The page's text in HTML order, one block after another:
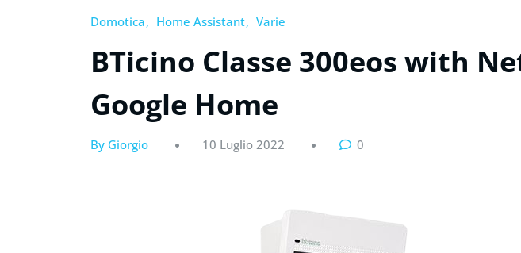
Domotica Home Assistant Varie
BTicino Classe 300eos with
Google Home
By Giorgio 10 Luglio 2022 0